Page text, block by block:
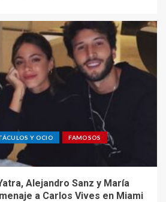
Y OCIO FAMOSOS
Alejandro Sanz y María
a Carlos Vives en Miami